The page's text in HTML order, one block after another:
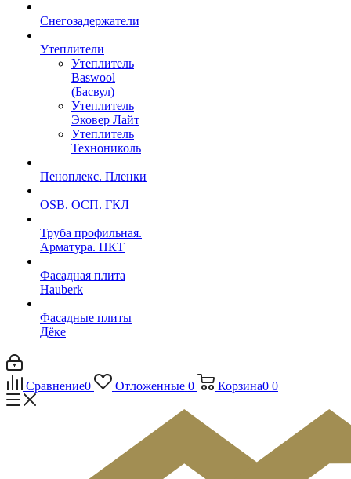
Снегозадержатели
Утеплители
Утеплитель
Baswool
(Басвул)
Утеплитель
Эковер Лайт
Утеплитель
Технониколь
Пеноплекс. Пленки
OSB. ОСП. ГКЛ
Труба профильная.
Арматура. НКТ
Фасадная плита
Hauberk
Фасадные плиты
Дёке
Сравнение0 Отложенные 0 Корзина0 0